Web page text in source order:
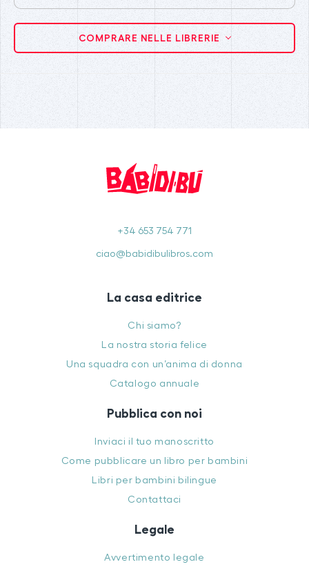
COMPRARE NELLE LIBRERIE
+34 653 754 771
ciao@babidibulibros.com
La casa editrice
Chi siamo?
La nostra storia felice
Una squadra con un’anima di donna
Catalogo annuale
Pubblica con noi
Inviaci il tuo manoscritto
Come pubblicare un libro per bambini
Libri per bambini bilingue
Contattaci
Legale
Avvertimento legale